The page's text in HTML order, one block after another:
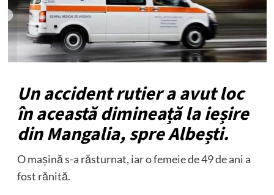
Un accident rutier a avut loc
în această dimineață la ieșire
din Mangalia, spre Albești.
O mașină s-a răsturnat, iar o femeie de 49 de ani a
fost rănită.